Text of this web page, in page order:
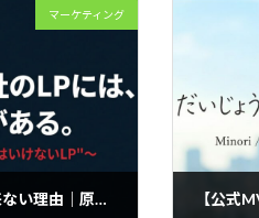
マーケティング
広告を出しても問い合わせが来ない理由｜原因のほとんどはLPにあります